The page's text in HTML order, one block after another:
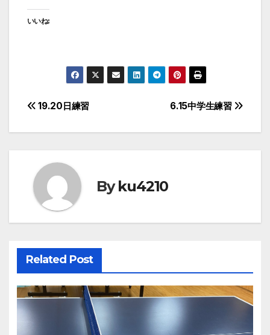
いいね:
投
稿
ビ
ゲ
シ
ョ
ン
6.15中学生練習
19.20日練習
Byku4210
Related Post